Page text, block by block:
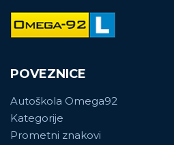
POVEZNICE
Autoškola Omega92
Kategorije
Prometni znakovi